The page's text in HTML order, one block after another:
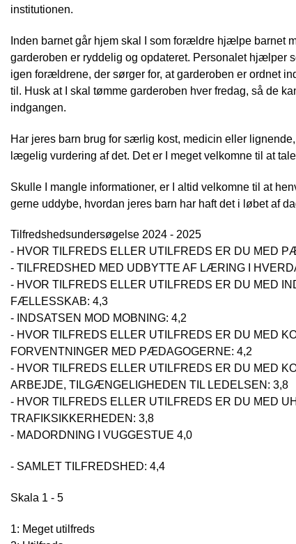
institutionen.
Inden barnet går hjem skal I som forældre hjælpe barnet
garderoben er ryddelig og opdateret. Personalet hjælper
igen forældrene, der sørger for, at garderoben er ordnet
til. Husk at I skal tømme garderoben hver fredag, så de
indgangen.
Har jeres barn brug for særlig kost, medicin eller
lægelig vurdering af det. Det er I meget velkomne til at
Skulle I mangle informationer, er I altid velkomne til at
gerne uddybe, hvordan jeres barn har haft det i løbet af
Tilfredshedsundersøgelse 2024 - 2025
- HVOR TILFREDS ELLER UTILFREDS ER DU MED
- TILFREDSHED MED UDBYTTE AF LÆRING I
- HVOR TILFREDS ELLER UTILFREDS ER DU MED
FÆLLESSKAB: 4,3
- INDSATSEN MOD MOBNING: 4,2
- HVOR TILFREDS ELLER UTILFREDS ER DU MED
FORVENTNINGER MED PÆDAGOGERNE: 4,2
- HVOR TILFREDS ELLER UTILFREDS ER DU MED
ARBEJDE, TILGÆNGELIGHEDEN TIL LEDELSEN: 3,8
- HVOR TILFREDS ELLER UTILFREDS ER DU MED
TRAFIKSIKKERHEDEN: 3,8
- MADORDNING I VUGGESTUE 4,0
- SAMLET TILFREDSHED: 4,4
Skala 1 - 5
1: Meget utilfreds